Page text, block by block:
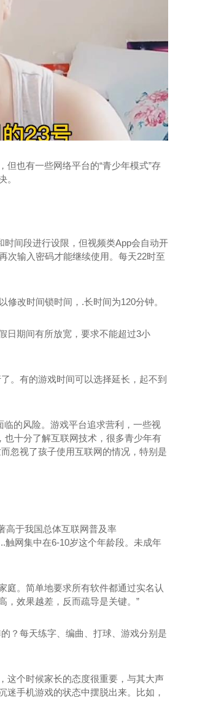
但也有一些网络平台的“青少年模式”存
。
时间段进行设限，但视频类App会自动开
次输入密码才能继续使用。每天22时至
改时间锁时间，.长时间为120分钟。
日期间有所放宽，要求不能超过3小
。有的游戏时间可以选择延长，起不到
临的风险。游戏平台追求营利，一些视
十分了解互联网技术，很多青少年有
忽视了孩子使用互联网的情况，特别是
高于我国总体互联网普及率
触网集中在6-10岁这个年龄段。未成年
庭。简单地要求所有软件都通过实名认
，效果越差，反而疏导是关键。”
？每天练字、编曲、打球、游戏分别是
这个时候家长的态度很重要，与其大声
手机游戏的状态中摆脱出来。比如，